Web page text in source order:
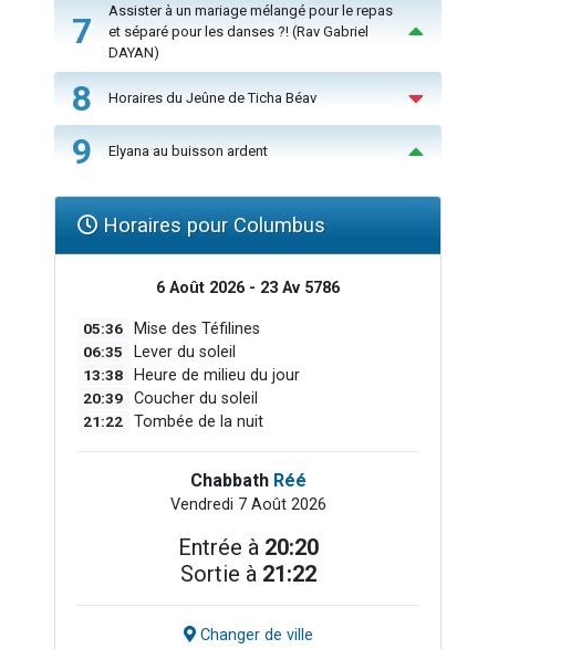
7
Assister à un mariage mélangé pour le repas
et séparé pour les danses ?! (Rav Gabriel
DAYAN)
8 Horaires du Jeûne de Ticha Béav
9 Elyana au buisson ardent
Horaires pour Columbus
6 Août 2026 - 23 Av 5786
05:36 Mise des Téfilines
06:35 Lever du soleil
13:38 Heure de milieu du jour
20:39 Coucher du soleil
21:22 Tombée de la nuit
Chabbath Réé
Vendredi 7 Août 2026
Entrée à 20:20
Sortie à 21:22
Changer de ville